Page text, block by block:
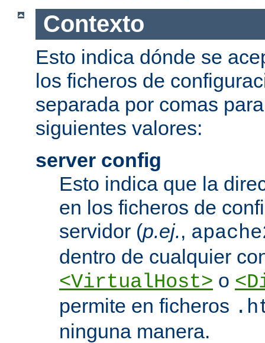
Contexto
Esto indica dónde se
los ficheros de
separada por comas
siguientes valores:
server config
Esto indica que la
en los ficheros de
servidor (p.ej.,
dentro de cualquier
<VirtualHost> o
permite en ficheros
ninguna manera.